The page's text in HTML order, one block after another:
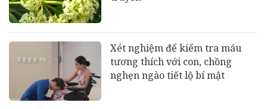
Xét nghiệm để kiểm tra máu
tương thích với con, chồng
nghẹn ngào tiết lộ bí mật